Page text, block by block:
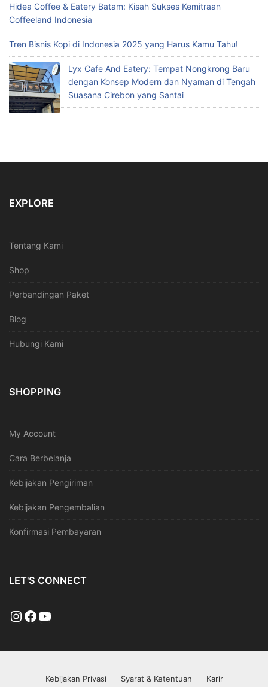
Hidea Coffee & Eatery Batam: Kisah Sukses Kemitraan
Coffeeland Indonesia
Tren Bisnis Kopi di Indonesia 2025 yang Harus Kamu Tahu!
Lyx Cafe And Eatery: Tempat Nongkrong Baru
dengan Konsep Modern dan Nyaman di Tengah
Suasana Cirebon yang Santai
EXPLORE
Tentang Kami
Shop
Perbandingan Paket
Blog
Hubungi Kami
SHOPPING
My Account
Cara Berbelanja
Kebijakan Pengiriman
Kebijakan Pengembalian
Konfirmasi Pembayaran
LET'S CONNECT
Kebijakan Privasi Syarat & Ketentuan Karir